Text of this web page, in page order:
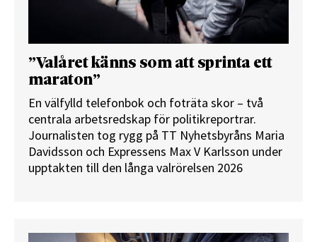
”Valåret känns som att sprinta ett
maraton”
En välfylld telefonbok och foträta skor – två
centrala arbetsredskap för politikreportrar.
Journalisten tog rygg på TT Nyhetsbyråns Maria
Davidsson och Expressens Max V Karlsson under
upptakten till den långa valrörelsen 2026